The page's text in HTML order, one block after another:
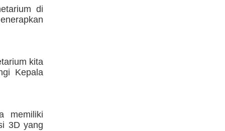
di
kita
Kepala
memiliki
3D yang